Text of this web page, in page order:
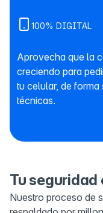
100% DIGITAL
Aprovecha que la
creciendo para
tu celular, de
técnicas.
Tu seguridad
Nuestro proceso de